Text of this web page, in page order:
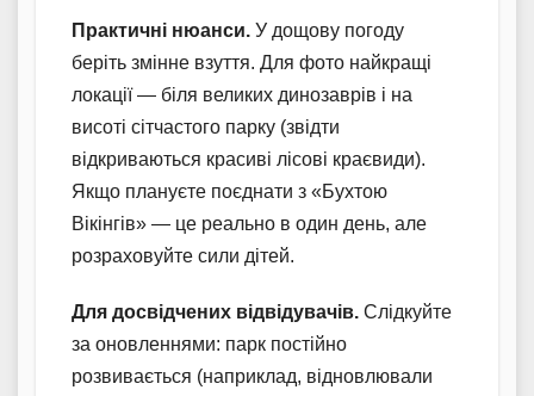
Практичні нюанси. У дощову погоду
беріть змінне взуття. Для фото найкращі
локації — біля великих динозаврів і на
висоті сітчастого парку (звідти
відкриваються красиві лісові краєвиди).
Якщо плануєте поєднати з «Бухтою
Вікінгів» — це реально в один день, але
розраховуйте сили дітей.
Для досвідчених відвідувачів. Слідкуйте
за оновленнями: парк постійно
розвивається (наприклад, відновлювали